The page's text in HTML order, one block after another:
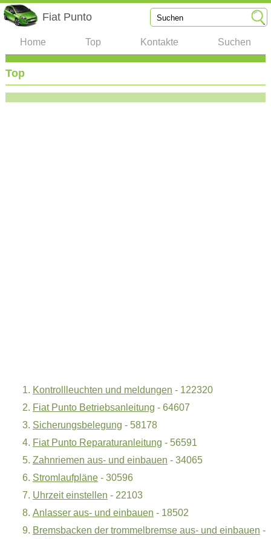
Fiat Punto
Home Top Kontakte Suchen
Top
Kontrollleuchten und meldungen - 122320
Fiat Punto Betriebsanleitung - 64607
Sicherungsbelegung - 58178
Fiat Punto Reparaturanleitung - 56591
Zahnriemen aus- und einbauen - 34065
Stromlaufpläne- 30596
Uhrzeit einstellen - 22103
Anlasser aus- und einbauen - 18502
Bremsbacken der trommelbremse aus- und einbauen -